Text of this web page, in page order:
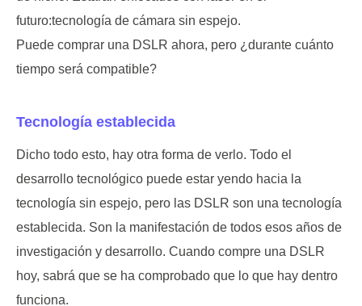
futuro:tecnología de cámara sin espejo.
Puede comprar una DSLR ahora, pero ¿durante cuánto
tiempo será compatible?
Tecnología establecida
Dicho todo esto, hay otra forma de verlo. Todo el
desarrollo tecnológico puede estar yendo hacia la
tecnología sin espejo, pero las DSLR son una tecnología
establecida. Son la manifestación de todos esos años de
investigación y desarrollo. Cuando compre una DSLR
hoy, sabrá que se ha comprobado que lo que hay dentro
funciona.